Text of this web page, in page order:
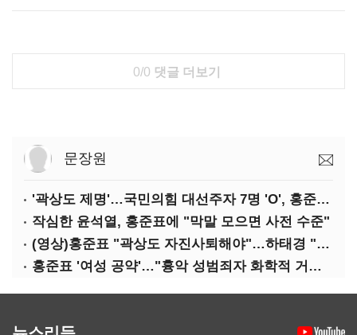
0/0 댓글 더보기
문장원
'곽상도 제명'…국민의힘 대선주자 7명 'O', 홍준표 '△'
작심한 윤석열, 홍준표에 "막말 모으면 사전 수준"
(영상)홍준표 "곽상도 자진사퇴해야"…하태경 "한가한 뒷북"
홍준표 '여성 공약'…"흉악 성범죄자 화학적 거세 추진"